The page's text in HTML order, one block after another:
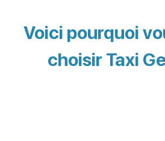
Voici pourquoi
choisir Taxi